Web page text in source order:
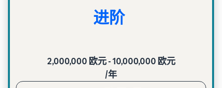
进阶
2,000,000 欧元 - 10,000,000 欧元
/年